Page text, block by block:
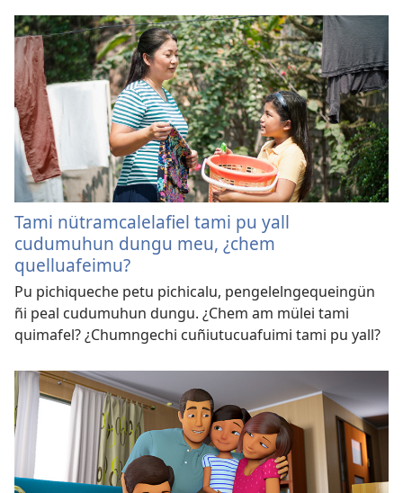
Tami nütramcalelafiel tami pu yall
cudumuhun dungu meu, ¿chem
quelluafeimu?
Pu pichiqueche petu pichicalu, pengelelngequeingün
ñi peal cudumuhun dungu. ¿Chem am mülei tami
quimafel? ¿Chumngechi cuñiutucuafuimi tami pu yall?